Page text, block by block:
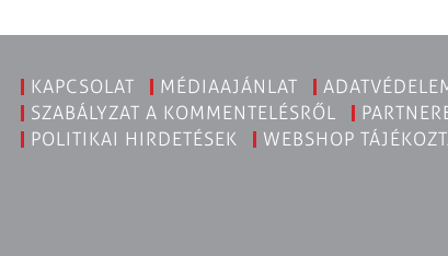
KAPCSOLAT MÉDIAAJÁNLAT
SZABÁLYZAT A KOMMENTELÉSRŐL
POLITIKAI HIRDETÉSEK
WEBSHOP